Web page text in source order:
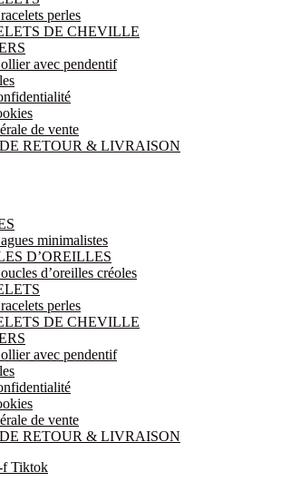
perles
DE CHEVILLE
avec pendentif
de vente
RETOUR & LIVRAISON
minimalistes
D’OREILLES
d’oreilles créoles
perles
DE CHEVILLE
avec pendentif
de vente
RETOUR & LIVRAISON
f Tiktok